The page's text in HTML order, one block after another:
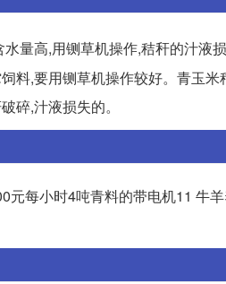
量高,用铡草机操作,秸秆的汁液
料,要用铡草机操作较好。青玉
碎,汁液损失的。
每小时4吨青料的带电机11 牛